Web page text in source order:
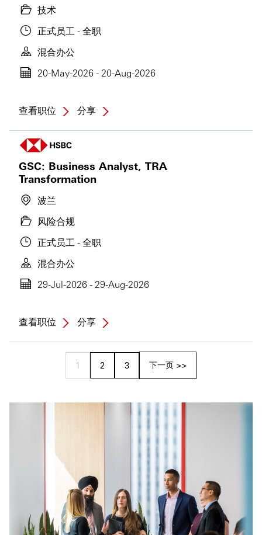
技术
正式员工 - 全职
混合办公
20-May-2026 - 20-Aug-2026
查看职位 分享
GSC: Business Analyst, TRA
Transformation
波兰
风险合规
正式员工 - 全职
混合办公
29-Jul-2026 - 29-Aug-2026
查看职位 分享
1 2 3 下一页 >>